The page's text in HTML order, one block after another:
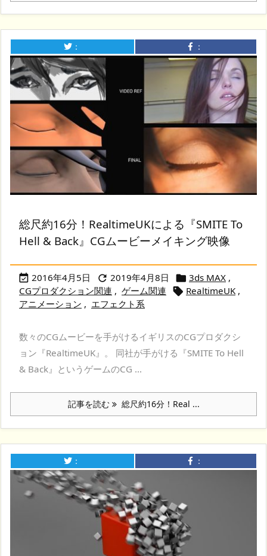
： ：
総尺約16分！RealtimeUKによる『SMITE To
Hell & Back』CGムービーメイキング映像
 2016年4月5日  2019年4月8日  3ds MAX ,
CGプロダクション関連 , ゲーム関連  RealtimeUK ,
アニメーション , エフェクト系
数々のCGムービーを手がけるイギリスのCGプロダクシ
ョン『RealtimeUK』。 同社が手がける『SMITE To Hell
& Back』というゲームのCG ...
記事を読む 総尺約16分！Real ...
： ：